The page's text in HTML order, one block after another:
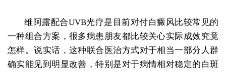
维阿露配合UVB光疗是目前对付白癜风比较常见的
一种组合方案，很多病患朋友都比较关心实际成效究竟
怎样。说实话，这种联合医治方式对于相当一部分人群
确实能见到明显改善，特别是对于病情相对稳定的白斑